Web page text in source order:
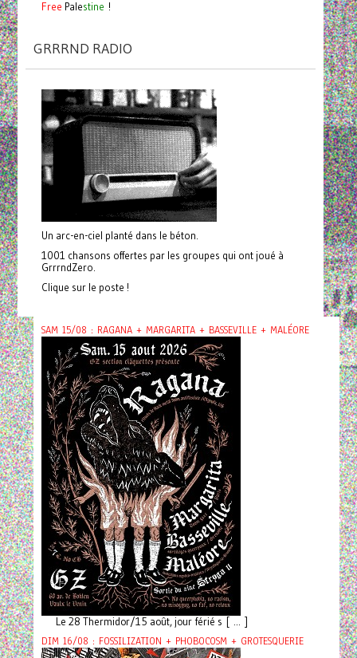
Free Palestine !
GRRRND RADIO
Un arc-en-ciel planté dans le béton.
1001 chansons offertes par les groupes qui ont joué à
GrrrndZero.
Clique sur le poste !
SAM 15/08 : RAGANA + MARGARITA + BASSEVILLE + MALÉORE
Le 28 Thermidor/15 août, jour férié s [ ... ]
DIM 16/08 : FOSSILIZATION + PHOBOCOSM + GROTESQUERIE